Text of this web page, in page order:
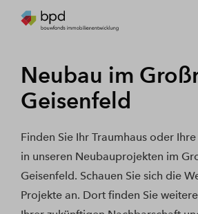
Neubau im
Geisenfeld
Finden Sie Ihr Traumhaus oder
in unseren Neubauprojekten im
Geisenfeld. Schauen Sie sich die
Projekte an. Dort finden Sie